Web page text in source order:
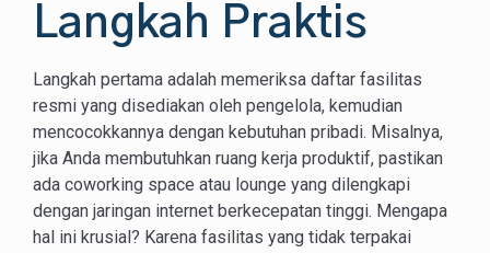
Langkah Praktis
Langkah pertama adalah memeriksa daftar fasilitas
resmi yang disediakan oleh pengelola, kemudian
mencocokkannya dengan kebutuhan pribadi. Misalnya,
jika Anda membutuhkan ruang kerja produktif, pastikan
ada coworking space atau lounge yang dilengkapi
dengan jaringan internet berkecepatan tinggi. Mengapa
hal ini krusial? Karena fasilitas yang tidak terpakai